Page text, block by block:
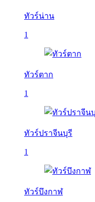
ทัวร์น่าน
1
ทัวร์ตาก
1
ทัวร์ปราจีนบุรี
1
ทัวร์บึงกาฬ